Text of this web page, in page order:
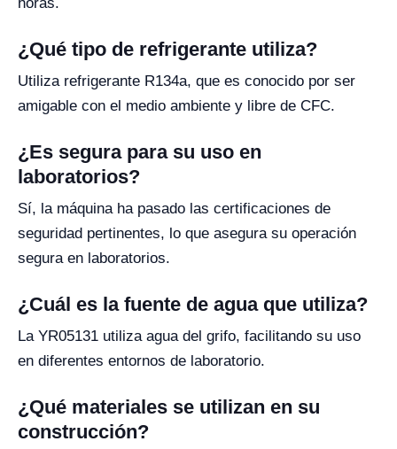
¿Qué tipo de refrigerante utiliza?
Utiliza refrigerante R134a, que es conocido por ser
amigable con el medio ambiente y libre de CFC.
¿Es segura para su uso en
laboratorios?
Sí, la máquina ha pasado las certificaciones de
seguridad pertinentes, lo que asegura su operación
segura en laboratorios.
¿Cuál es la fuente de agua que utiliza?
La YR05131 utiliza agua del grifo, facilitando su uso
en diferentes entornos de laboratorio.
¿Qué materiales se utilizan en su
construcción?